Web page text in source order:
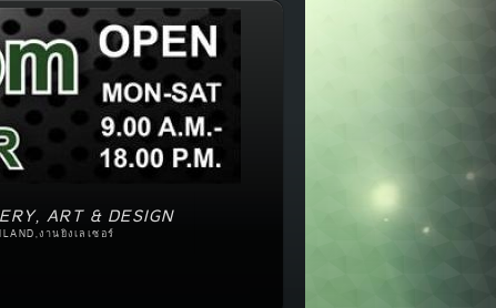
ART & DESIGN
งานยิงเลเซอร์